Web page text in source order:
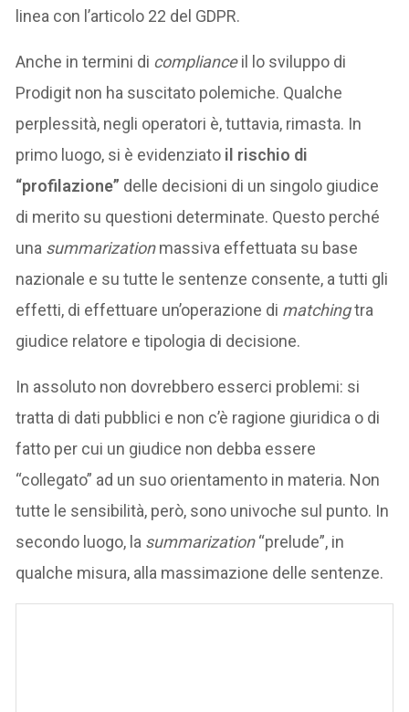
linea con l’articolo 22 del GDPR.
Anche in termini di complianceil lo sviluppo di
Prodigit non ha suscitato polemiche. Qualche
perplessità, negli operatori è, tuttavia, rimasta. In
primo luogo, si è evidenziato il rischio di
“profilazione” delle decisioni di un singolo giudice
di merito su questioni determinate. Questo perché
una summarizationmassiva effettuata su base
nazionale e su tutte le sentenze consente, a tutti gli
effetti, di effettuare un’operazione di matchingtra
giudice relatore e tipologia di decisione.
In assoluto non dovrebbero esserci problemi: si
tratta di dati pubblici e non c’è ragione giuridica o di
fatto per cui un giudice non debba essere
“collegato” ad un suo orientamento in materia. Non
tutte le sensibilità, però, sono univoche sul punto. In
secondo luogo, la summarization“prelude”, in
qualche misura, alla massimazione delle sentenze.